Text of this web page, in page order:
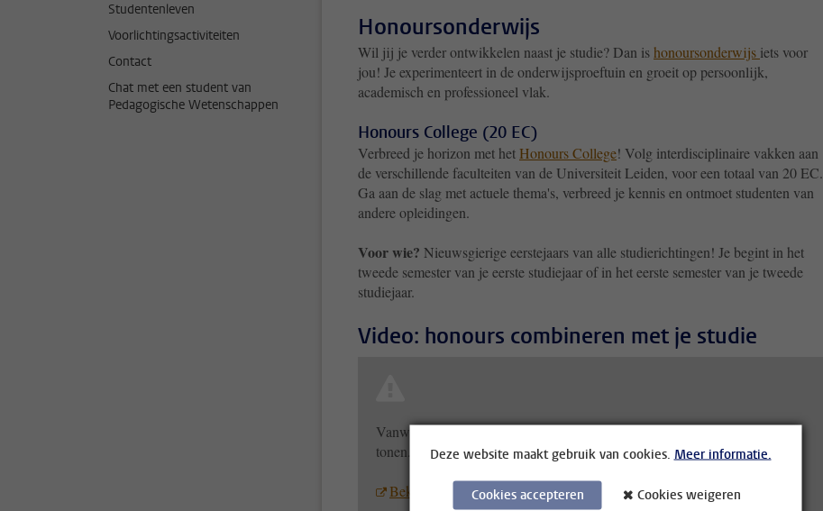
Studentenleven
Voorlichtingsactiviteiten
Contact
Chat met een student van
Pedagogische Wetenschappen
Honoursonderwijs
Wil jij je verder ontwikkelen naast je studie? Dan ishonoursonderwijs iets voor
jou! Je experimenteert in de onderwijsproeftuin en groeit op persoonlijk,
academisch en professioneel vlak.
Honours College (20 EC)
Verbreed je horizon met hetHonours College! Volg interdisciplinaire vakken aan
de verschillende faculteiten van de Universiteit Leiden, voor een totaal van 20 EC.
Ga aan de slag met actuele thema's, verbreed je kennis en ontmoet studenten van
andere opleidingen.
Voor wie? Nieuwsgierige eerstejaars van alle studierichtingen! Je begint in het
tweede semester van je eerste studiejaar of in het eerste semester van je tweede
studiejaar.
Video: honours combineren met je studie
Vanwege de gekozen cookie-instellingen kunnen we deze video hier niet
tonen.
Bekijk de video op de oorspronkelijke website of
Deze website maakt gebruik van cookies. Meer informatie.
Cookies accepteren Cookies weigeren